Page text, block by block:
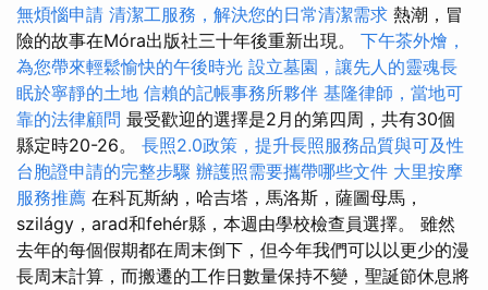
無煩惱申請 清潔工服務，解決您的日常清潔需求 熱潮，冒
險的故事在Móra出版社三十年後重新出現。 下午茶外燴，
為您帶來輕鬆愉快的午後時光 設立墓園，讓先人的靈魂長
眠於寧靜的土地 信賴的記帳事務所夥伴 基隆律師，當地可
靠的法律顧問 最受歡迎的選擇是2月的第四周，共有30個
縣定時20-26。 長照2.0政策，提升長照服務品質與可及性
台胞證申請的完整步驟 辦護照需要攜帶哪些文件 大里按摩
服務推薦 在科瓦斯納，哈吉塔，馬洛斯，薩圖母馬，
szilágy，arad和fehér縣，本週由學校檢查員選擇。 雖然
去年的每個假期都在周末倒下，但今年我們可以以更少的漫
長周末計算，而搬遷的工作日數量保持不變，聖誕節休息將